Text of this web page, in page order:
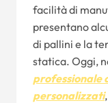
facilità di
presentano
di pallini e la
statica. Oggi,
professionale
personalizzati